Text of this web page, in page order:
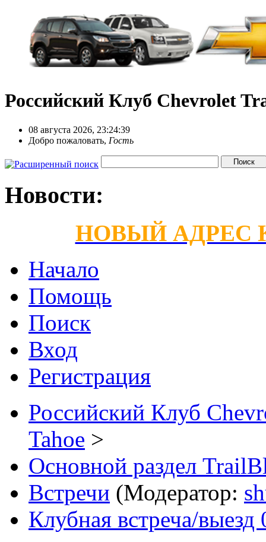
Российский Клуб Chevrolet
08 августа 2026, 23:24:39
Добро пожаловать, Гость
Новости:
НОВЫЙ АДРЕС
Начало
Помощь
Поиск
Вход
Регистрация
Российский Клуб
Tahoe >
Основной раздел
Встречи (Модератор:
Клубная встреча/выезд